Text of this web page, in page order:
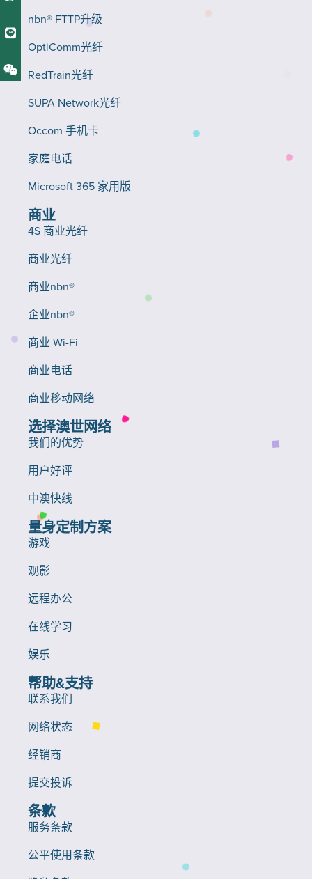
nbn® FTTP升级
OptiComm光纤
RedTrain光纤
SUPA Network光纤
Occom 手机卡
家庭电话
Microsoft 365 家用版
商业
4S 商业光纤
商业光纤
商业nbn®
企业nbn®
商业 Wi-Fi
商业电话
商业移动网络
选择澳世网络
我们的优势
用户好评
中澳快线
量身定制方案
游戏
观影
远程办公
在线学习
娱乐
帮助&支持
联系我们
网络状态
经销商
提交投诉
条款
服务条款
公平使用条款